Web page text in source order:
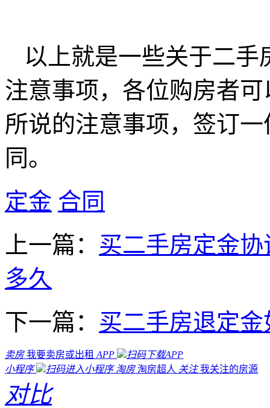
以上就是一些关于二
注意事项，各位购房者
所说的注意事项，签订
同。
定金 合同
上一篇： 买二手房定金
多久
下一篇： 买二手房退定
卖房 我要卖房或出租 APP
扫码下载APP
小程序
扫码进入小程序 淘房 淘房超人 关注 我关注的房源
对比